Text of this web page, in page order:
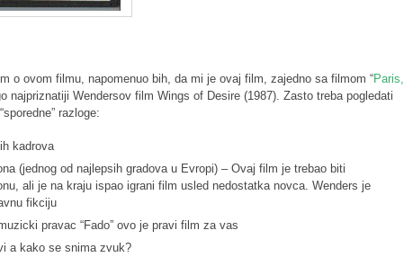
o ovom filmu, napomenuo bih, da mi je ovaj film, zajedno sa filmom “Paris,
najpriznatiji Wendersov film Wings of Desire (1987). Zasto treba pogledati
razloge:
kadrova
(jednog od najlepsih gradova u Evropi) – Ovaj film je trebao biti
ali je na kraju ispao igrani film usled nedostatka novca. Wenders je
fikciju
pravac “Fado” ovo je pravi film za vas
a kako se snima zvuk?